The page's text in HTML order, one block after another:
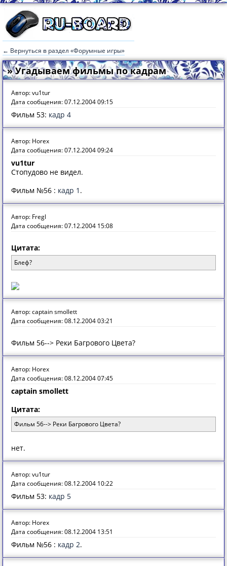
← Вернуться в раздел «Форумные игры»
» Угадываем фильмы по кадрам
Автор: vu1tur
Дата сообщения: 07.12.2004 09:15
Фильм 53: кадр 4
Автор: Horex
Дата сообщения: 07.12.2004 09:24
vu1tur
Стопудово не видел.
Фильм №56 : кадр 1 .
Автор: Fregl
Дата сообщения: 07.12.2004 15:08
Цитата:
Блеф?
Автор: captain smollett
Дата сообщения: 08.12.2004 03:21
Фильм 56--> Реки Багрового Цвета?
Автор: Horex
Дата сообщения: 08.12.2004 07:45
captain smollett
Цитата:
Фильм 56--> Реки Багрового Цвета?
нет.
Автор: vu1tur
Дата сообщения: 08.12.2004 10:22
Фильм 53: кадр 5
Автор: Horex
Дата сообщения: 08.12.2004 13:51
Фильм №56 : кадр 2.